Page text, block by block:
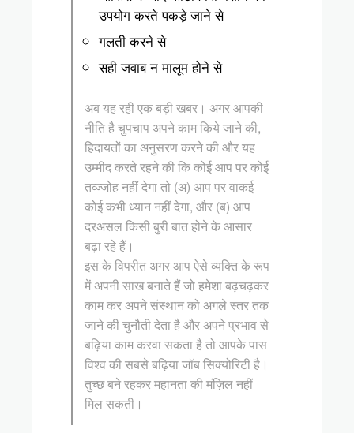
उपयोग करते पकड़े जाने से
गलती करने से
सही जवाब न मालूम होने से
अब यह रही एक बड़ी खबर। अगर आपकी
नीति है चुपचाप अपने काम किये जाने की,
हिदायतों का अनुसरण करने की और यह
उम्मीद करते रहने की कि कोई आप पर कोई
तव्ज्जोह नहीं देगा तो (अ) आप पर वाकई
कोई कभी ध्यान नहीं देगा, और (ब) आप
दरअसल किसी बुरी बात होने के आसार
बढ़ा रहे हैं।
इस के विपरीत अगर आप ऐसे व्यक्ति के रूप
में अपनी साख बनाते हैं जो हमेशा बढ़चढ़कर
काम कर अपने संस्थान को अगले स्तर तक
जाने की चुनौती देता है और अपने प्रभाव से
बढ़िया काम करवा सकता है तो आपके पास
विश्व की सबसे बढ़िया जॉब सिक्योरिटी है।
तुच्छ बने रहकर महानता की मंज़िल नहीं
मिल सकती।